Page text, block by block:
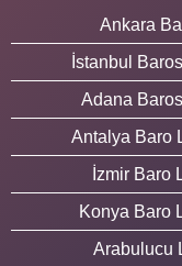
Ankara
İstanbul
Adana
Antalya Baro
İzmir Baro
Konya Baro
Arabulucu